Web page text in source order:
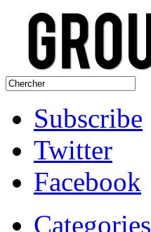
Subscribe
Twitter
Facebook
Categories